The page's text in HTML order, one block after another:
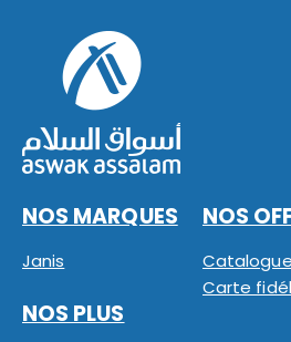
NOS MARQUES
Janis
NOS
Carte
NOS PLUS